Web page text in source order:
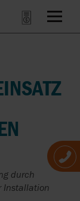
durch
Installation